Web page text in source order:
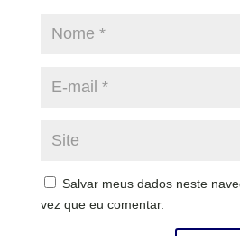
Salvar meus dados neste
vez que eu comentar.